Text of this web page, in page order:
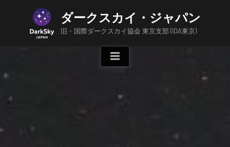
ダークスカイ・ジャパン
旧・国際ダークスカイ協会 東京支部 (IDA東京)